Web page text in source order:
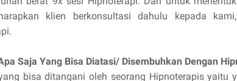
klien berkonsultasi dahulu kepada
Saja Yang Bisa Diatasi/ Disembuhkan Dengan
bisa ditangani oleh seorang Hipnoterapis yaitu